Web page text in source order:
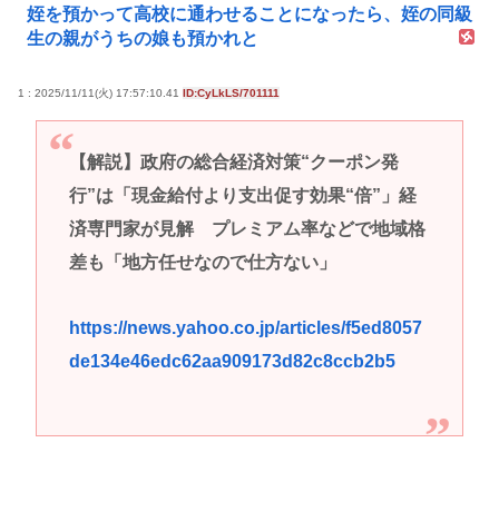
姪を預かって高校に通わせることになったら、姪の同級
生の親がうちの娘も預かれと
1 : 2025/11/11(火) 17:57:10.41 ID:CyLkLS/701111
【解説】政府の総合経済対策“クーポン発
行”は「現金給付より支出促す効果“倍”」経
済専門家が見解 プレミアム率などで地域格
差も「地方任せなので仕方ない」
https://news.yahoo.co.jp/articles/f5ed8057
de134e46edc62aa909173d82c8ccb2b5